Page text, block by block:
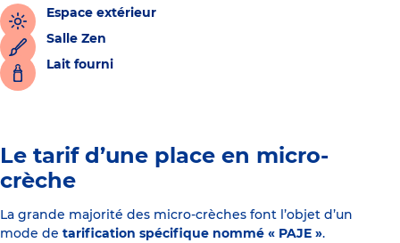
Espace extérieur
Salle Zen
Lait fourni
Le tarif d’une place en micro-
crèche
La grande majorité des micro-crèches font l’objet d’un
mode de tarification spécifique nommé « PAJE ».